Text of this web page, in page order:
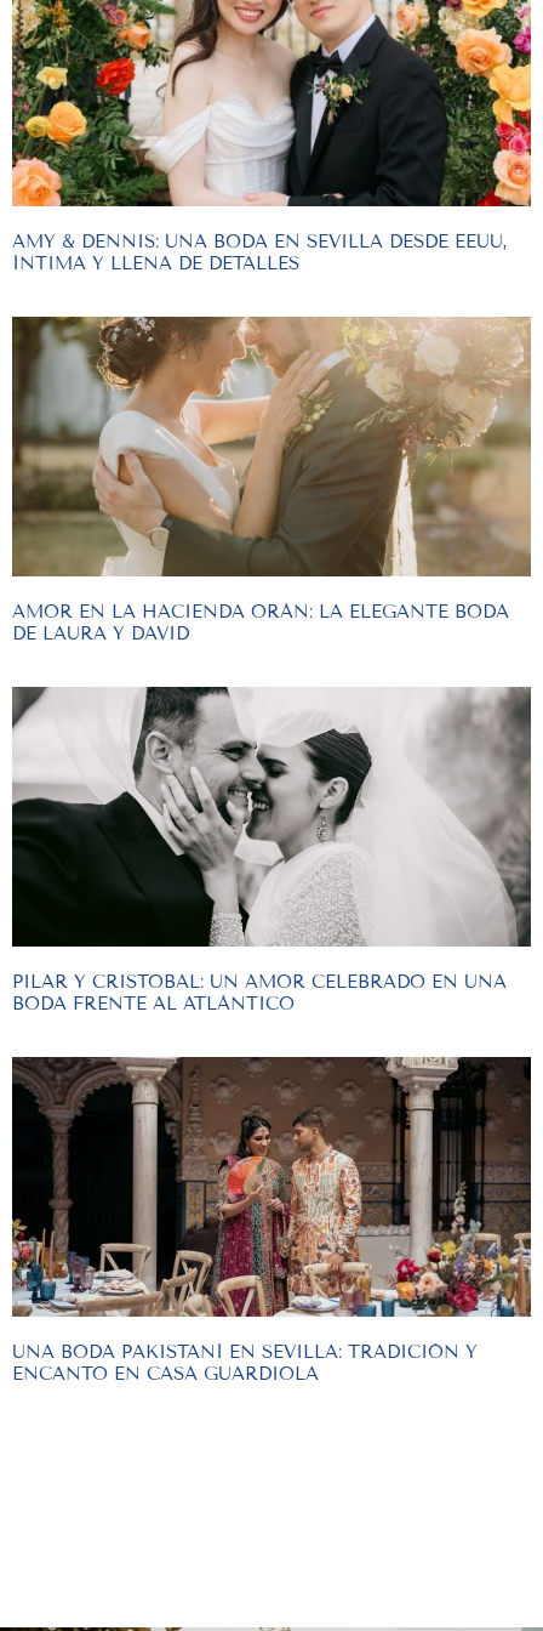
AMY & DENNIS: UNA BODA EN SEVILLA DESDE EEUU,
ÍNTIMA Y LLENA DE DETALLES
AMOR EN LA HACIENDA ORÁN: LA ELEGANTE BODA
DE LAURA Y DAVID
PILAR Y CRISTOBAL: UN AMOR CELEBRADO EN UNA
BODA FRENTE AL ATLÁNTICO
UNA BODA PAKISTANÍ EN SEVILLA: TRADICIÓN Y
ENCANTO EN CASA GUARDIOLA